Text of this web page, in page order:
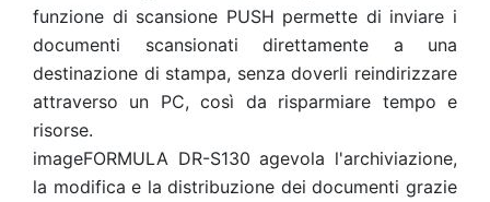
funzione di scansione PUSH permette di inviare i
documenti scansionati direttamente a una
destinazione di stampa, senza doverli reindirizzare
attraverso un PC, così da risparmiare tempo e
risorse.
imageFORMULA DR-S130 agevola l'archiviazione,
la modifica e la distribuzione dei documenti grazie